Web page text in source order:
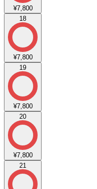
¥7,800
18
¥7,800
19
¥7,800
20
¥7,800
21